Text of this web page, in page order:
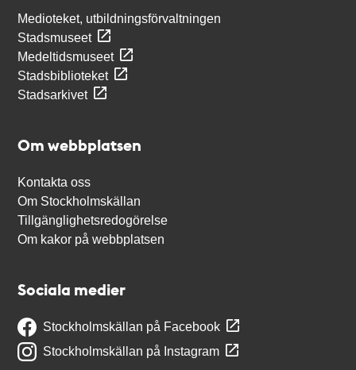
Medioteket, utbildningsförvaltningen
Stadsmuseet
Medeltidsmuseet
Stadsbiblioteket
Stadsarkivet
Om webbplatsen
Kontakta oss
Om Stockholmskällan
Tillgänglighetsredogörelse
Om kakor på webbplatsen
Sociala medier
Stockholmskällan på Facebook
Stockholmskällan på Instagram